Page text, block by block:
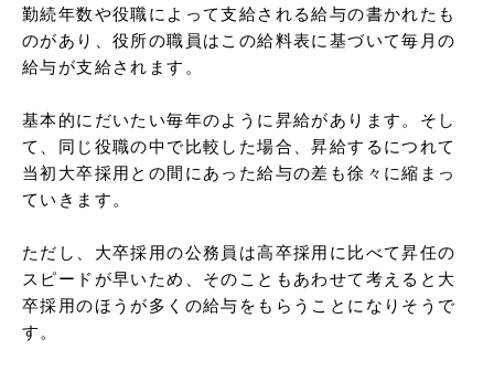
勤続年数や役職によって支給される給与の書かれたも
のがあり、役所の職員はこの給料表に基づいて毎月の
給与が支給されます。
基本的にだいたい毎年のように昇給があります。そし
て、同じ役職の中で比較した場合、昇給するにつれて
当初大卒採用との間にあった給与の差も徐々に縮まっ
ていきます。
ただし、大卒採用の公務員は高卒採用に比べて昇任の
スピードが早いため、そのこともあわせて考えると大
卒採用のほうが多くの給与をもらうことになりそうで
す。